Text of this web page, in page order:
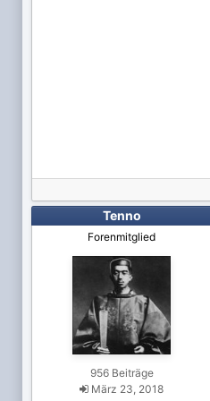
Tenno
Forenmitglied
956 Beiträge
März 23, 2018